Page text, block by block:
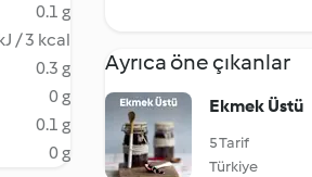
0.1 g
/ 3 kcal
0.3 g
0 g
0.1 g
0 g
Ayrıca öne çıkanlar
Ekmek Üstü
5 Tarif
Türkiye